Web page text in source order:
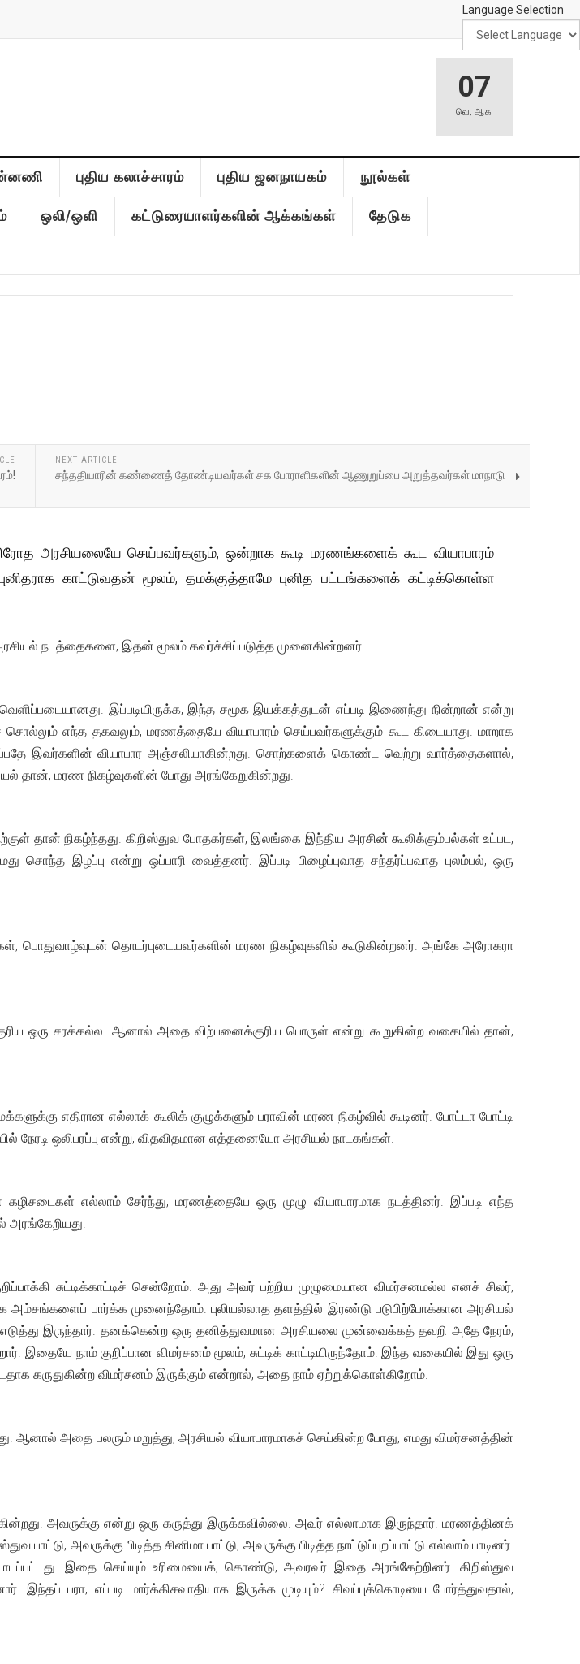
Language Selection
07
வெ,ஆக
புதிய கலாச்சாரம் புதிய ஜனநாயகம் நூல்கள்
ஒலி/ஒளி கட்டுரையாளர்களின் ஆக்கங்கள் தேடுக
NEXT ARTICLE
சந்ததியாரின் கண்ணைத் தோண்டியவர்கள் சக போராளிகளின் ஆணுறுப்பை அறுத்தவர்கள் மாநாடு
அரசியலையே செய்பவர்களும், ஒன்றாக கூடி மரணங்களைக் கூட வியாபாரம்
காட்டுவதன் மூலம், தமக்குத்தாமே புனித பட்டங்களைக் கட்டிக்கொள்ள
அரசியல் நடத்தைகளை, இதன் மூலம் கவர்ச்சிப்படுத்த முனைகின்றனர்.
இப்படியிருக்க, இந்த சமூக இயக்கத்துடன் எப்படி இணைந்து நின்றான் என்று
எந்த தகவலும், மரணத்தையே வியாபாரம் செய்பவர்களுக்கும் கூட கிடையாது. மாறாக
இவர்களின் வியாபார அஞ்சலியாகின்றது. சொற்களைக் கொண்ட வெற்று வார்த்தைகளால்,
தான், மரண நிகழ்வுகளின் போது அரங்கேறுகின்றது.
தான் நிகழ்ந்தது. கிறிஸ்துவ போதகர்கள், இலங்கை இந்திய அரசின் கூலிக்கும்பல்கள் உட்பட,
இழப்பு என்று ஒப்பாரி வைத்தனர். இப்படி பிழைப்புவாத சந்தர்ப்பவாத புலம்பல், ஒரு
பொதுவாழ்வுடன் தொடர்புடையவர்களின் மரண நிகழ்வுகளில் கூடுகின்றனர். அங்கே அரோகரா
ஒரு சரக்கல்ல. ஆனால் அதை விற்பனைக்குரிய பொருள் என்று கூறுகின்ற வகையில் தான்,
எதிரான எல்லாக் கூலிக் குழுக்களும் பராவின் மரண நிகழ்வில் கூடினர். போட்டா போட்டி
ஒலிபரப்பு என்று, விதவிதமான எத்தனையோ அரசியல் நாடகங்கள்.
எல்லாம் சேர்ந்து, மரணத்தையே ஒரு முழு வியாபாரமாக நடத்தினர். இப்படி எந்த
அரங்கேறியது.
சுட்டிக்காட்டிச் சென்றோம். அது அவர் பற்றிய முழுமையான விமர்சனமல்ல எனச் சிலர்,
பார்க்க முனைந்தோம். புலியல்லாத தளத்தில் இரண்டு படுபிற்போக்கான அரசியல்
இருந்தார். தனக்கென்ற ஒரு தனித்துவமான அரசியலை முன்வைக்கத் தவறி அதே நேரம்,
இதையே நாம் குறிப்பான விமர்சனம் மூலம், சுட்டிக் காட்டியிருந்தோம். இந்த வகையில் இது ஒரு
கருதுகின்ற விமர்சனம் இருக்கும் என்றால், அதை நாம் ஏற்றுக்கொள்கிறோம்.
அதை பலரும் மறுத்து, அரசியல் வியாபாரமாகச் செய்கின்ற போது, எமது விமர்சனத்தின்
அவருக்கு என்று ஒரு கருத்து இருக்கவில்லை. அவர் எல்லாமாக இருந்தார். மரணத்தினக்
பாட்டு, அவருக்கு பிடித்த சினிமா பாட்டு, அவருக்கு பிடித்த நாட்டுப்புறப்பாட்டு எல்லாம் பாடினர்.
இதை செய்யும் உரிமையைக், கொண்டு, அவரவர் இதை அரங்கேற்றினர். கிறிஸ்துவ
இந்தப் பரா, எப்படி மார்க்கிசவாதியாக இருக்க முடியும்? சிவப்புக்கொடியை போர்த்துவதால்,